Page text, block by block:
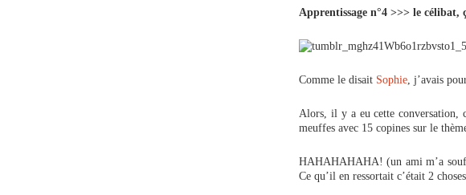
Apprentissage n°4 >>> le célibat,
Comme le disait Sophie, j’avais
Alors, il y a eu cette conversation,
meuffes avec 15 copines sur le
HAHAHAHAHA! (un ami m’a
Ce qu’il en ressortait c’était 2